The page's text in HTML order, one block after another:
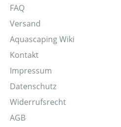
FAQ
Versand
Aquascaping Wiki
Kontakt
Impressum
Datenschutz
Widerrufsrecht
AGB